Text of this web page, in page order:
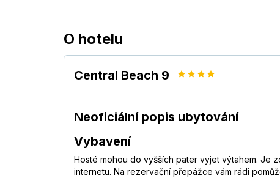
O hotelu
Central Beach 9
Neoficiální popis ubytování
Vybavení
Hosté mohou do vyšších pater vyjet výtahem. Je
internetu. Na rezervační přepážce vám rádi